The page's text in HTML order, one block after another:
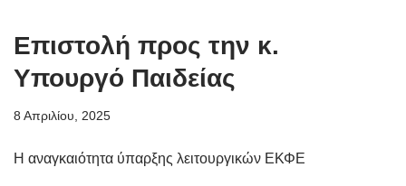
Επιστολή προς την κ.
Υπουργό Παιδείας
8 Απριλίου, 2025
Η αναγκαιότητα ύπαρξης λειτουργικών ΕΚΦΕ